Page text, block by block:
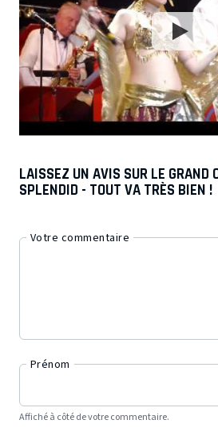
LAISSEZ UN AVIS SUR LE GRAND
SPLENDID - TOUT VA TRÈS BIEN !
Votre commentaire
Prénom
Affiché à côté de votre commentaire.